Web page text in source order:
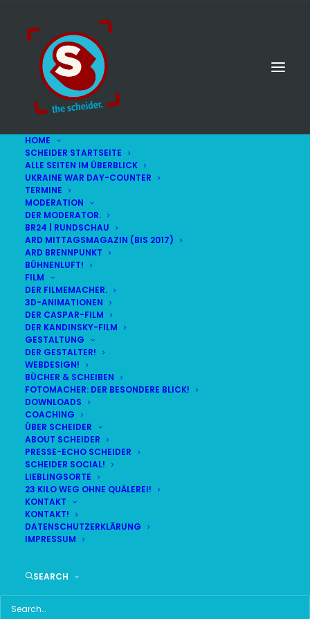
HOME
SCHEIDER STARTSEITE
ALLE SEITEN IM ÜBERBLICK
UKRAINE WAR DAY-COUNTER
TERMINE
MODERATION
DER MODERATOR.
BR24 | RUNDSCHAU
ARD MITTAGSMAGAZIN (BIS 2017)
ARD BRENNPUNKT
BÜHNENLUFT!
FILM
DER FILMEMACHER.
3D-ANIMATIONEN
DER CASPAR-FILM
DER KANDINSKY-FILM
GESTALTUNG
DER GESTALTER!
WEBDESIGN!
BÜCHER & SCHEIBEN
FOTOMACHER: DER BESONDERE BLICK!
DOWNLOADS
COACHING
ÜBER SCHEIDER
ABOUT SCHEIDER
PRESSE-ECHO SCHEIDER
SCHEIDER SOCIAL!
LIEBLINGSORTE
23 KILO WEG OHNE QUÄLEREI!
KONTAKT
KONTAKT!
DATENSCHUTZERKLÄRUNG
IMPRESSUM
SEARCH
© STEFAN SCHEIDER
LIVE(alle Termine
DEMNÄCHST:
DO
06
AUG
BR24 | 18.30 UHR
BR MÜNCHEN FREIMANN
HAUPTMENÜ
SCHEIDER STARTSEITE
UKRAINE WAR DAY-COUNTER